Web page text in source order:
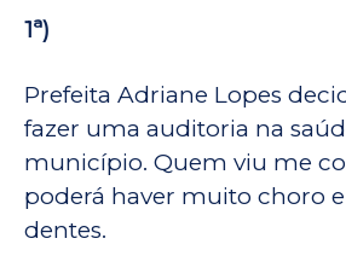
1ª)
Prefeita Adriane Lopes
fazer uma auditoria na
município. Quem viu me
poderá haver muito choro
dentes.